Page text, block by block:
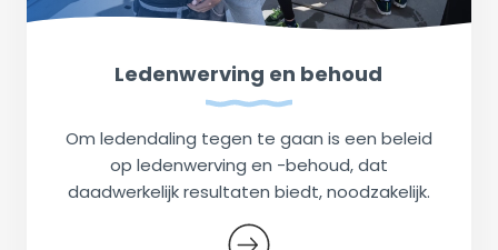
Ledenwerving en behoud
Om ledendaling tegen te gaan is een beleid
op ledenwerving en -behoud, dat
daadwerkelijk resultaten biedt, noodzakelijk.